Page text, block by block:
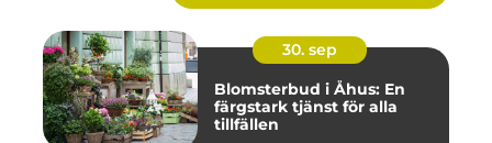
30. sep
Blomsterbud i Åhus: En
färgstark tjänst för alla
tillfällen